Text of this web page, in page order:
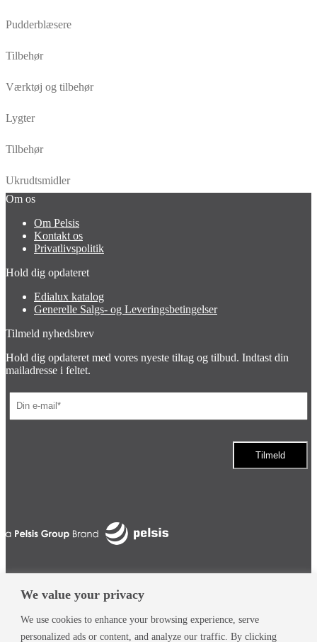
We value your privacy
We use cookies to enhance your browsing experience, serve
personalized ads or content, and analyze our traffic. By clicking
Pudderblæsere
Tilbehør
Værktøj og tilbehør
Lygter
Tilbehør
Ukrudtsmidler
Om os
Om Pelsis
Kontakt os
Privatlivspolitik
Hold dig opdateret
Edialux katalog
Generelle Salgs- og Leveringsbetingelser
Tilmeld nyhedsbrev
Hold dig opdateret med vores nyeste tiltag og tilbud. Indtast din
mailadresse i feltet.
Min konto
Products
search